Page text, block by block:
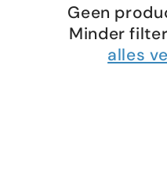
Geen
Minder
alles